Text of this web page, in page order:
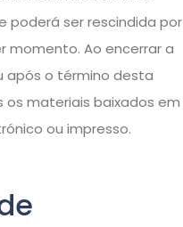
poderá ser rescindida por
momento. Ao encerrar a
após o término desta
materiais baixados em
ou impresso.